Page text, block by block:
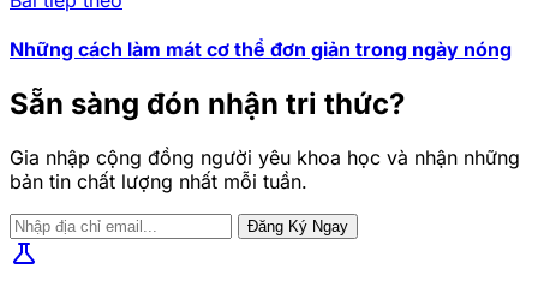
Những cách làm mát cơ thể đơn giản trong ngày nóng
Sẵn sàng đón nhận tri thức?
Gia nhập cộng đồng người yêu khoa học và nhận những
bản tin chất lượng nhất mỗi tuần.
Đăng Ký Ngay
science